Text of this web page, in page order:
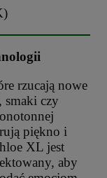
rzucają nowe
smaki czy
piękno i
XL jest
aby